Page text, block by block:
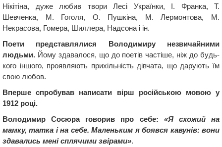
Нікітіна, дуже любив твори Лесі Українки, І. Франка, Т.
Шевченка, М. Гоголя, О. Пушкіна, М. Лермонтова, М.
Некрасова, Гомера, Шиллера, Надсона і ін.
Поети представлялися Володимиру незвичайними
людьми. Йому здавалося, що до поетів частіше, ніж до будь-
кого іншого, проявляють прихільність дівчата, що дарують їм
свою любов.
Вперше спробував написати вірш російською мовою у
1912 році.
Володимир Сосюра говорив про себе:
«Я схожий на
мамку, татка і на себе. Маленьким я боявся кавунів: вони
здавались мені сплячими звірами».